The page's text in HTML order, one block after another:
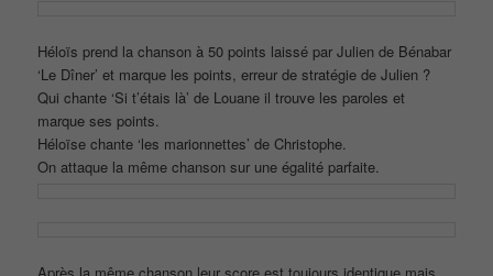
Héloïs prend la chanson à 50 points laissé par Julien de Bénabar
‘Le Dîner’ et marque les points, erreur de stratégie de Julien ?
Qui chante ‘Si t’étais là’ de Louane il trouve les paroles et
marque ses points.
Héloïse chante ‘les marionnettes’ de Christophe.
On attaque la même chanson sur une égalité parfaite.